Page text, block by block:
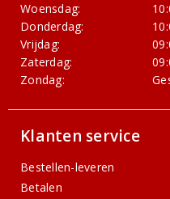
Woensdag:
Donderdag:
Vrijdag:
Zaterdag:
Zondag:
Klanten service
Bestellen-leveren
Betalen